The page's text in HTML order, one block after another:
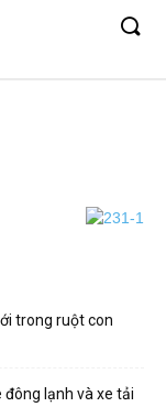
trong ruột con
lạnh và xe tải